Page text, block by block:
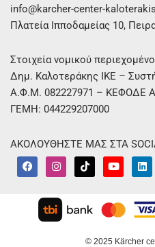
info@karcher-center-
Πλατεία Ιπποδαμείας 10,
Στοιχεία νομικού
Δημ. Καλοτεράκης ΙΚΕ –
Α.Φ.Μ. 082227971 – ΚΕΦΟΔΕ
ΓΕΜΗ: 044229207000
ΑΚΟΛΟΥΘΗΣΤΕ ΜΑΣ ΣΤΑ
F
a
c
I
n
s
a
g
r
T
i
k
k
Y
o
u
u
b
L
i
n
e
d
i
© 2025 Kärcher